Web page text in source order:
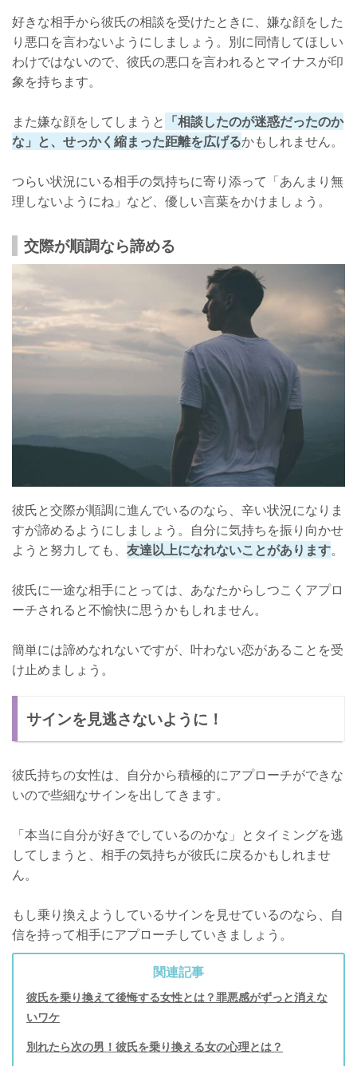
好きな相手から彼氏の相談を受けたときに、嫌な顔をした
り悪口を言わないようにしましょう。別に同情してほしい
わけではないので、彼氏の悪口を言われるとマイナスが印
象を持ちます。
また嫌な顔をしてしまうと 「相談したのが迷惑だったのか
な」と、せっかく縮まった距離を広げるかもしれません。
つらい状況にいる相手の気持ちに寄り添って「あんまり無
理しないようにね」など、優しい言葉をかけましょう。
交際が順調なら諦める
彼氏と交際が順調に進んでいるのなら、辛い状況になりま
すが諦めるようにしましょう。自分に気持ちを振り向かせ
ようと努力しても、 友達以上になれないことがあります。
彼氏に一途な相手にとっては、あなたからしつこくアプロ
ーチされると不愉快に思うかもしれません。
簡単には諦めなれないですが、叶わない恋があることを受
け止めましょう。
サインを見逃さないように！
彼氏持ちの女性は、自分から積極的にアプローチができな
いので些細なサインを出してきます。
「本当に自分が好きでしているのかな」とタイミングを逃
してしまうと、相手の気持ちが彼氏に戻るかもしれませ
ん。
もし乗り換えようしているサインを見せているのなら、自
信を持って相手にアプローチしていきましょう。
関連記事
彼氏を乗り換えて後悔する女性とは？罪悪感がずっと消えな
いワケ
別れたら次の男！彼氏を乗り換える女の心理とは？